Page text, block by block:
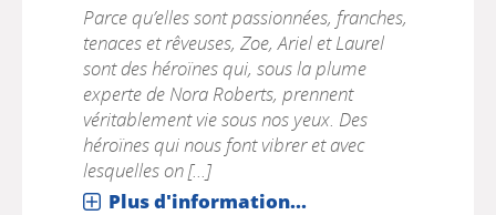
Parce qu’elles sont passionnées, franches,
tenaces et rêveuses, Zoe, Ariel et Laurel
sont des héroïnes qui, sous la plume
experte de Nora Roberts, prennent
véritablement vie sous nos yeux. Des
héroïnes qui nous font vibrer et avec
lesquelles on [...]
Plus d'information...